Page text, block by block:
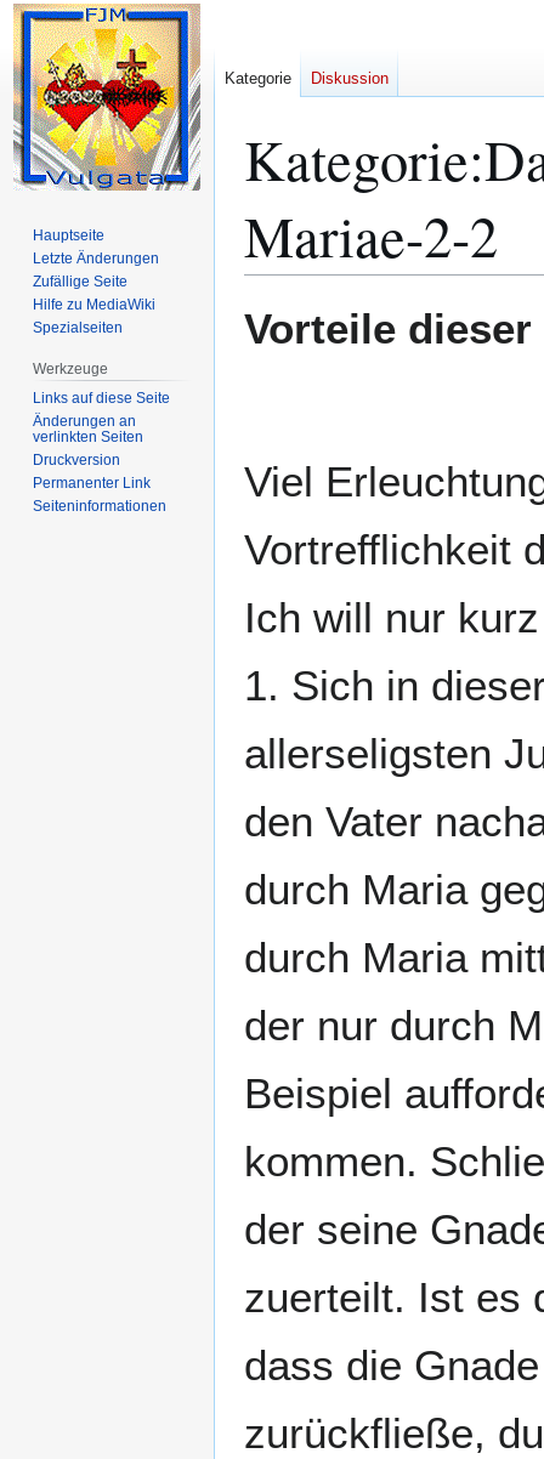
Kategorie:
Mariae-2-2
Navigation
Suche
Vorteile dieser
Viel
Vortrefflichkeit
Ich will nur
1. Sich in
allerseligsten
den Vater
durch Maria
durch Maria
der nur durch
Beispiel
kommen.
der seine
zuerteilt. Ist es
dass die
zurückfließe,
Kategorie Diskussion
Hauptseite
Letzte Änderungen
Zufällige Seite
Hilfe zu MediaWiki
Spezialseiten
Werkzeuge
Links auf diese Seite
Änderungen an
verlinkten Seiten
Druckversion
Permanenter Link
Seiten­­informationen